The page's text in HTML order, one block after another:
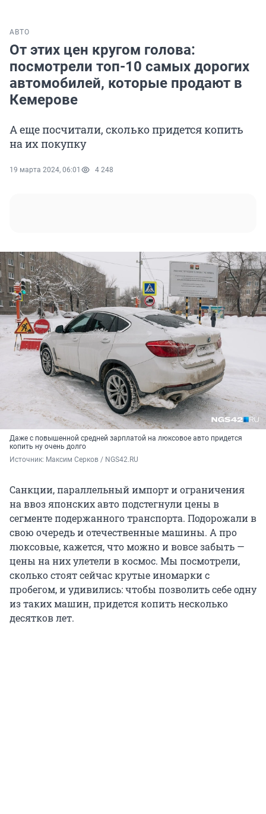
АВТО
От этих цен кругом голова:
посмотрели топ-10 самых дорогих
автомобилей, которые продают в
Кемерове
А еще посчитали, сколько придется копить
на их покупку
19 марта 2024, 06:01 4 248
Даже с повышенной средней зарплатой на люксовое авто придется
копить ну очень долго
Источник: Максим Серков / NGS42.RU
Санкции, параллельный импорт и ограничения
на ввоз японских авто подстегнули цены в
сегменте подержанного транспорта. Подорожали в
свою очередь и отечественные машины. А про
люксовые, кажется, что можно и вовсе забыть —
цены на них улетели в космос. Мы посмотрели,
сколько стоят сейчас крутые иномарки с
пробегом, и удивились: чтобы позволить себе одну
из таких машин, придется копить несколько
десятков лет.